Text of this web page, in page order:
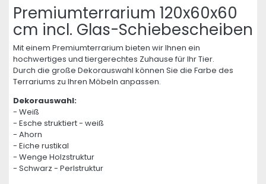
Premiumterrarium 120x60x60
cm incl. Glas-Schiebescheiben
Mit einem Premiumterrarium bieten wir Ihnen ein
hochwertiges und tiergerechtes Zuhause für Ihr Tier.
Durch die große Dekorauswahl können Sie die Farbe des
Terrariums zu Ihren Möbeln anpassen.
Dekorauswahl:
- Weiß
- Esche struktiert - weiß
- Ahorn
- Eiche rustikal
- Wenge Holzstruktur
- Schwarz - Perlstruktur